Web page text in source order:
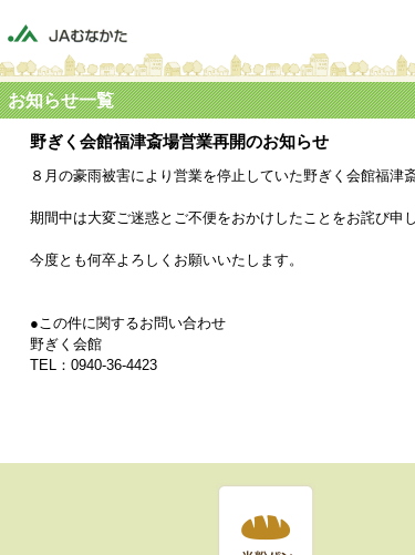
お知らせ一覧
野ぎく会館福津斎場営業再開のお知らせ
８月の豪雨被害により営業を停止していた野ぎく会館福津
期間中は大変ご迷惑とご不便をおかけしたことをお詫び申
今度とも何卒よろしくお願いいたします。
●この件に関するお問い合わせ
野ぎく会館
TEL：0940-36-4423